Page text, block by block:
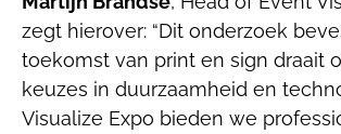
zegt hierover: “Dit onderzoek
toekomst van print en sign draait
keuzes in duurzaamheid en
Visualize Expo bieden we